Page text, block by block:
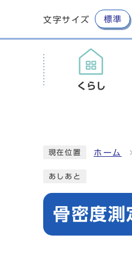
文字サイズ 標準
くらし
現在位置 ホーム
あしあと
骨密度測